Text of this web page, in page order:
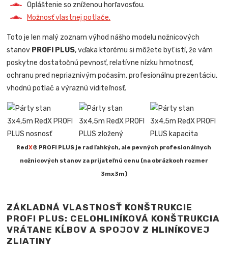
Opláštenie so zníženou horľavosťou.
Možnosť vlastnej potlače.
Toto je len malý zoznam výhod nášho modelu nožnicových
stanov PROFI PLUS, vďaka ktorému si môžete byť istí, že vám
poskytne dostatočnú pevnosť, relatívne nízku hmotnosť,
ochranu pred nepriaznivým počasím, profesionálnu prezentáciu,
vhodnú potlač a výraznú viditeľnosť.
RedX® PROFI PLUS je rad ľahkých, ale pevných profesionálnych
nožnicových stanov za prijateľnú cenu (na obrázkoch rozmer
3mx3m)
ZÁKLADNÁ VLASTNOSŤ KONŠTRUKCIE
PROFI PLUS: CELOHLINÍKOVÁ KONŠTRUKCIA
VRÁTANE KĹBOV A SPOJOV Z HLINÍKOVEJ
ZLIATINY